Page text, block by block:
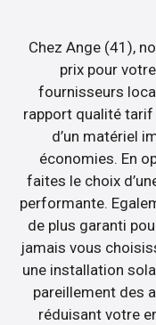
Chez Ange (41),
prix pour
fournisseurs
rapport qualité
d’un matériel
économies. En
faites le choix
performante.
de plus garanti
jamais vous
une installation
pareillement des
réduisant votre